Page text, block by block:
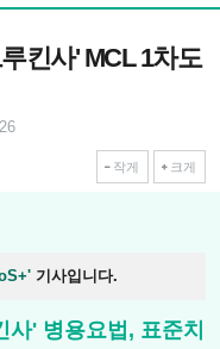
킨사' MCL 1차도
작게 크게
기사입니다.
' 병용요법, 표준치